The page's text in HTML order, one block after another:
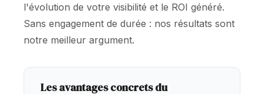
l'évolution de votre visibilité et le ROI généré.
Sans engagement de durée : nos résultats sont
notre meilleur argument.
Les avantages concrets du